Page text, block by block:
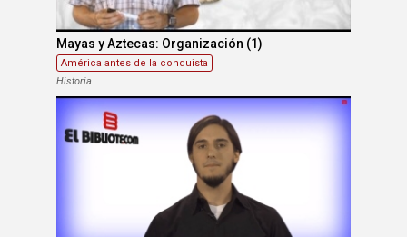
Mayas y Aztecas: Organización (1)
América antes de la conquista
Historia